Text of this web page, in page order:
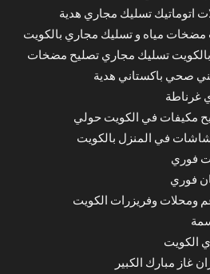
تسليك مجاري هدية
مياه و تسليك مجاري بالكويت
تسليك مجاري تصليح مضخات
صحي باكستاني هدية
غرناطة
مكيفات في الكويت حولي
شاشات في المنزل بالكويت
فوري
فوري
ومحلات وفريزرات الكويت
الكويت
غاز مبارك الكبير